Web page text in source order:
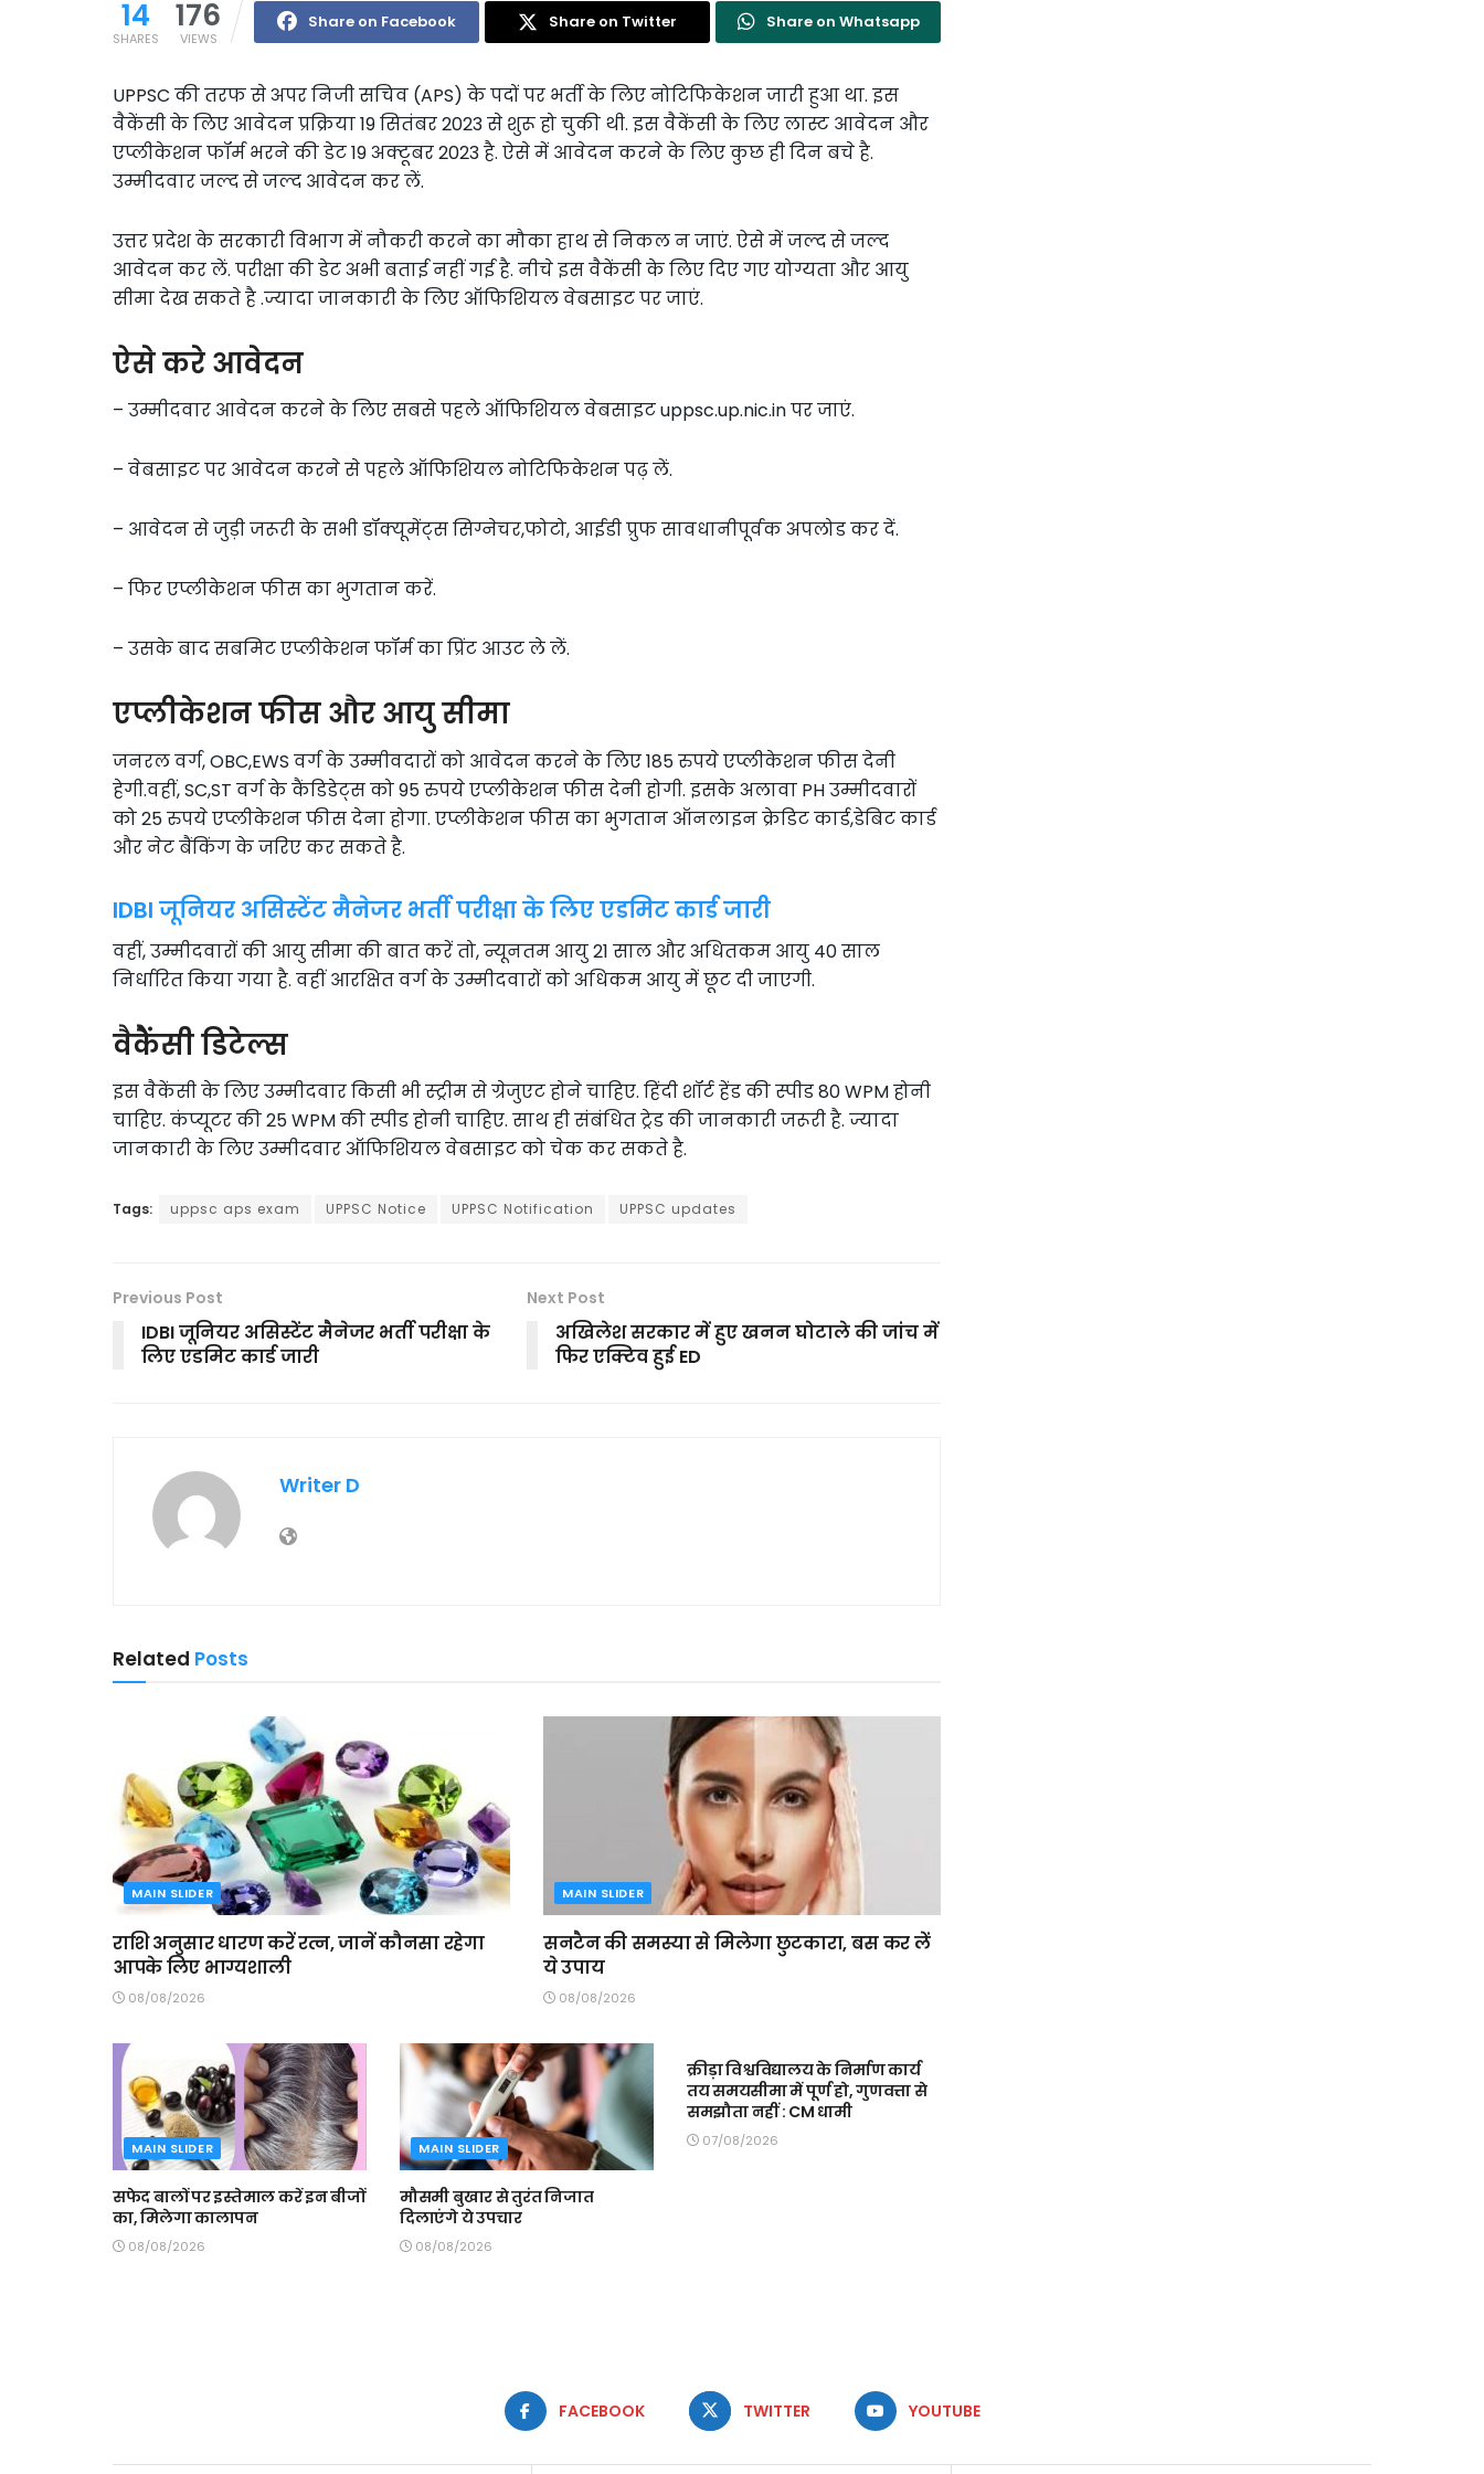
14
SHARES
176
VIEWS
Share on Facebook Share on Twitter Share on Whatsapp
UPPSC की तरफ से अपर निजी सचिव (APS) के पदों पर भर्ती के लिए नोटिफिकेशन जारी हुआ था. इस
वैकेंसी के लिए आवेदन प्रक्रिया 19 सितंबर 2023 से शुरू हो चुकी थी. इस वैकेंसी के लिए लास्ट आवेदन और
एप्लीकेशन फॉर्म भरने की डेट 19 अक्टूबर 2023 है. ऐसे में आवेदन करने के लिए कुछ ही दिन बचे है.
उम्मीदवार जल्द से जल्द आवेदन कर लें.
उत्तर प्रदेश के सरकारी विभाग में नौकरी करने का मौका हाथ से निकल न जाएं. ऐसे में जल्द से जल्द
आवेदन कर लें. परीक्षा की डेट अभी बताई नहीं गई है. नीचे इस वैकेंसी के लिए दिए गए योग्यता और आयु
सीमा देख सकते है .ज्यादा जानकारी के लिए ऑफिशियल वेबसाइट पर जाएं.
ऐसे करे आवेदन
– उम्मीदवार आवेदन करने के लिए सबसे पहले ऑफिशियल वेबसाइट uppsc.up.nic.in पर जाएं.
– वेबसाइट पर आवेदन करने से पहले ऑफिशियल नोटिफिकेशन पढ़ लें.
– आवेदन से जुड़ी जरूरी के सभी डॉक्यूमेंट्स सिग्नेचर,फोटो, आईडी प्रुफ सावधानीपूर्वक अपलोड कर दें.
– फिर एप्लीकेशन फीस का भुगतान करें.
– उसके बाद सबमिट एप्लीकेशन फॉर्म का प्रिंट आउट ले लें.
एप्लीकेशन फीस और आयु सीमा
जनरल वर्ग, OBC,EWS वर्ग के उम्मीवदारों को आवेदन करने के लिए 185 रुपये एप्लीकेशन फीस देनी
हेगी.वहीं, SC,ST वर्ग के कैंडिडेट्स को 95 रुपये एप्लीकेशन फीस देनी होगी. इसके अलावा PH उम्मीदवारों
को 25 रुपये एप्लीकेशन फीस देना होगा. एप्लीकेशन फीस का भुगतान ऑनलाइन क्रेडिट कार्ड,डेबिट कार्ड
और नेट बैंकिंग के जरिए कर सकते है.
IDBI जूनियर असिस्टेंट मैनेजर भर्ती परीक्षा के लिए एडमिट कार्ड जारी
वहीं, उम्मीदवारों की आयु सीमा की बात करें तो, न्यूनतम आयु 21 साल और अधितकम आयु 40 साल
निर्धारित किया गया है. वहीं आरक्षित वर्ग के उम्मीदवारों को अधिकम आयु में छूट दी जाएगी.
वैकैेंसी डिटेल्स
इस वैकेंसी के लिए उम्मीदवार किसी भी स्ट्रीम से ग्रेजुएट होने चाहिए. हिंदी शॉर्ट हेंड की स्पीड 80 WPM होनी
चाहिए. कंप्यूटर की 25 WPM की स्पीड होनी चाहिए. साथ ही संबंधित ट्रेड की जानकारी जरूरी है. ज्यादा
जानकारी के लिए उम्मीदवार ऑफिशियल वेबसाइट को चेक कर सकते है.
Tags: uppsc aps exam UPPSC Notice UPPSC Notification UPPSC updates
Previous Post
IDBI जूनियर असिस्टेंट मैनेजर भर्ती परीक्षा के
लिए एडमिट कार्ड जारी
Next Post
अखिलेश सरकार में हुए खनन घोटाले की जांच में
फिर एक्टिव हुई ED
Writer D
Related Posts
MAIN SLIDER
राशि अनुसार धारण करें रत्न, जानें कौनसा रहेगा
आपके लिए भाग्यशाली
08/08/2026
MAIN SLIDER
सनटैन की समस्या से मिलेगा छुटकारा, बस कर लें
ये उपाय
08/08/2026
MAIN SLIDER
सफेद बालों पर इस्तेमाल करें इन बीजों
का, मिलेगा कालापन
08/08/2026
MAIN SLIDER
मौसमी बुखार से तुरंत निजात
दिलाएंगे ये उपचार
08/08/2026
क्रीड़ा विश्वविद्यालय के निर्माण कार्य
तय समयसीमा में पूर्ण हो, गुणवत्ता से
समझौता नहीं : CM धामी
07/08/2026
FACEBOOK TWITTER YOUTUBE